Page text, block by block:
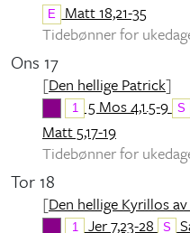
E
Matt 18,21-35
Tidebønner for
Ons 17
[Den hellige Patrick]
1 5 Mos 4,1.5-9 S
Matt 5,17-19
Tidebønner for
Tor 18
[Den hellige Kyrillos
1 Jer 7,23-28 S